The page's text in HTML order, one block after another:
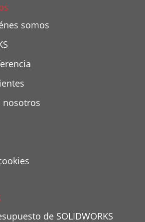
somos
nosotros
de SOLIDWORKS